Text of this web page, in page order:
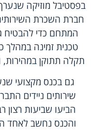
בפסטיבל מוזיקה
חברת השכרת
המתחם כדי להבטיח
טכנית זמינה
תקלה תתוקן במהירות,
גם בכנס מקצועי
שירותים ניידים
הביעו שביעות רצון
והכנס נחשב לאחד